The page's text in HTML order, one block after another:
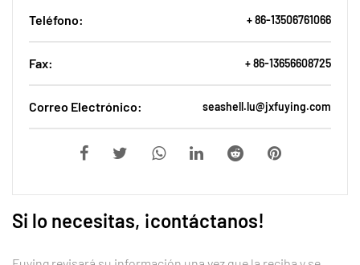
Teléfono: + 86-13506761066
Fax: + 86-13656608725
Correo Electrónico: seashell.lu@jxfuying.com
Si lo necesitas, ¡contáctanos!